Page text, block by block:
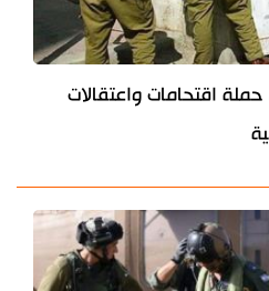
اقتحامات واعتقالات